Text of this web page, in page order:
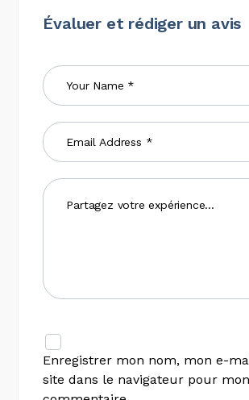
Évaluer et rédiger un avis
Enregistrer mon nom, mon e-
site dans le navigateur pour